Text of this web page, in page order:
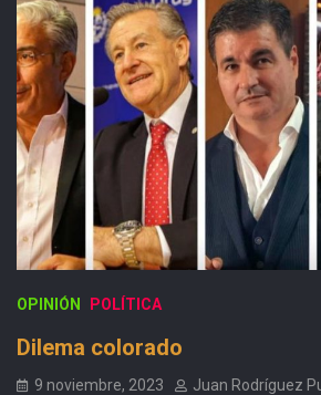
OPINIÓN POLÍTICA
Dilema colorado
9 noviembre, 2023 Juan Rodríguez